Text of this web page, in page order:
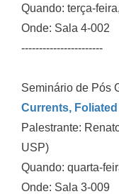
Quando: terça-
Onde: Sala 4-002
-----------------------
Seminário de Pós
Currents,
Palestrante:
USP)
Quando: quarta-
Onde: Sala 3-009